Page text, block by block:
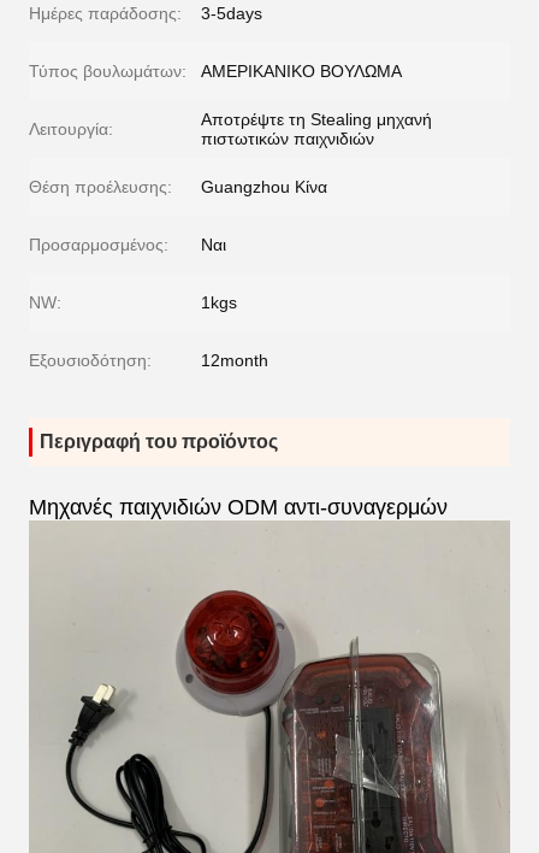
Ημέρες παράδοσης: 3-5days
Τύπος βουλωμάτων: ΑΜΕΡΙΚΑΝΙΚΟ ΒΟΥΛΩΜΑ
Λειτουργία:
Αποτρέψτε τη Stealing μηχανή
πιστωτικών παιχνιδιών
Θέση προέλευσης: Guangzhou Κίνα
Προσαρμοσμένος: Ναι
NW: 1kgs
Εξουσιοδότηση: 12month
Περιγραφή του προϊόντος
Μηχανές παιχνιδιών ODM αντι-συναγερμών